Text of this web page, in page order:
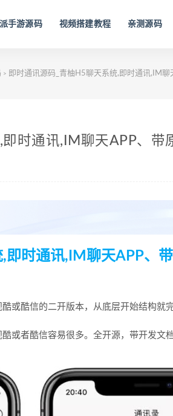
手游源码 视频搭建教程 亲测源码
> 即时通讯源码_青柚H5聊天系统,即时通讯,IM
时通讯,IM聊天APP、带
即时通讯,IM聊天APP、
或酷信的二开版本，从底层开始结构就完
或者酷信容易很多。全开源，带开发文